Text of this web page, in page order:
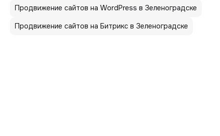
Продвижение сайтов на WordPress в Зеленоградске
Продвижение сайтов на Битрикс в Зеленоградске